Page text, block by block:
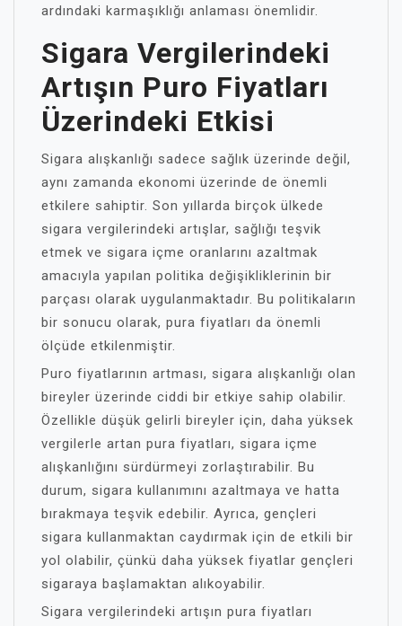
ardındaki karmaşıklığı anlaması önemlidir.
Sigara Vergilerindeki
Artışın Puro Fiyatları
Üzerindeki Etkisi
Sigara alışkanlığı sadece sağlık üzerinde değil,
aynı zamanda ekonomi üzerinde de önemli
etkilere sahiptir. Son yıllarda birçok ülkede
sigara vergilerindeki artışlar, sağlığı teşvik
etmek ve sigara içme oranlarını azaltmak
amacıyla yapılan politika değişikliklerinin bir
parçası olarak uygulanmaktadır. Bu politikaların
bir sonucu olarak, pura fiyatları da önemli
ölçüde etkilenmiştir.
Puro fiyatlarının artması, sigara alışkanlığı olan
bireyler üzerinde ciddi bir etkiye sahip olabilir.
Özellikle düşük gelirli bireyler için, daha yüksek
vergilerle artan pura fiyatları, sigara içme
alışkanlığını sürdürmeyi zorlaştırabilir. Bu
durum, sigara kullanımını azaltmaya ve hatta
bırakmaya teşvik edebilir. Ayrıca, gençleri
sigara kullanmaktan caydırmak için de etkili bir
yol olabilir, çünkü daha yüksek fiyatlar gençleri
sigaraya başlamaktan alıkoyabilir.
Sigara vergilerindeki artışın pura fiyatları